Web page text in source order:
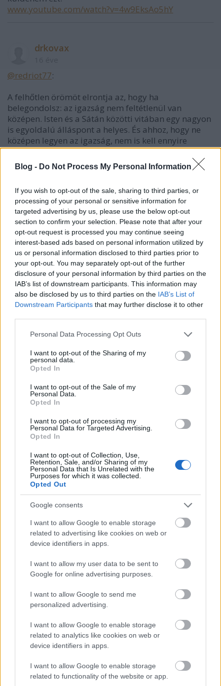
Blog - Do Not Process My Personal Information
If you wish to opt-out of the sale, sharing to third parties, or
processing of your personal or sensitive information for
targeted advertising by us, please use the below opt-out
section to confirm your selection. Please note that after your
opt-out request is processed you may continue seeing
interest-based ads based on personal information utilized by
us or personal information disclosed to third parties prior to
your opt-out. You may separately opt-out of the further
disclosure of your personal information by third parties on the
IAB’s list of downstream participants. This information may
also be disclosed by us to third parties on the IAB’s List of
Downstream Participants that may further disclose it to other
Please note that this website/app uses one or more Google
not limited to your visit or usage behaviour. You may click to
grant or deny consent to Google and its third-party tags to
use your data for below specified purposes in below Google
consent section.
Personal Data Processing Opt Outs
I want to opt-out of the Sharing of my
personal data.
Opted In
I want to opt-out of the Sale of my
Personal Data.
Opted In
I want to opt-out of processing my
Personal Data for Targeted Advertising.
Opted In
I want to opt-out of Collection, Use,
Retention, Sale, and/or Sharing of my
Personal Data that Is Unrelated with the
Purposes for which it was collected.
Opted Out
Google consents
I want to allow Google to enable storage
related to advertising like cookies on web or
device identifiers in apps.
I want to allow my user data to be sent to
Google for online advertising purposes.
I want to allow Google to send me
personalized advertising.
I want to allow Google to enable storage
related to analytics like cookies on web or
device identifiers in apps.
I want to allow Google to enable storage
related to functionality of the website or app.
www.youtube.com/watch?v=4w9EksAo5hY
drkovax
@redriot77:
A felhőtlen örömöt elrontja az, hogy ha
belegondolsz: az igazság nem feltétlenül van
középen. Isten és a Sátán közötti vitában egy nagyon
is egyoldalú álláspont a helyes. És ahhoz, hogy ne
középen legyen az igazság, nem is kell ennyire
"szésőséges" vitapartnereket feltételezni. Ha pedig
az igazság nem középen van, akkor a középre állás a
hazugság támogatása.
redriot77
16 éve
@drkovax: az eddigi tevékenységéből nekem az jött
le, hogy Szepessy egy két lábbal a földön álló, a
hétköznapi problémákat a rendelkezésére álló
eszközökkel gyakorlatban megoldó (nem csak
pofázik) ember. A sok szócsavaró, ígérgető
manipulátor mellett hitelesnek tűnik.
hiányoznak az ilyen hozzáállású emberek a
parlamentből. Szerintem pozitív dolog, ha lesz
lehetőség lesz bejuttatni őket!
Moredhel
16 éve
büntetését, úgyhogy nyaljunk csak be az USÁnak,
hátha megint jól otthagynak a szarban, mint MINDIG
a történelem során.
ylion, declared for Hungary, not for
Kurvaország
16 éve
: elvi alapon jónak tűnik,
meglátjuk, mikorra lesz belőle valami, és milyen a
gyakorlati megvalósítás. rosszabbak már nem
adhuvbeigiqe upiugtqeőoqőoqqe
16 éve
problémájához??????????